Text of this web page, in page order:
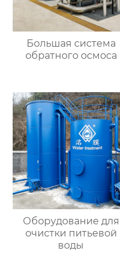
Большая система
обратного осмоса
Оборудование для
очистки питьевой
воды